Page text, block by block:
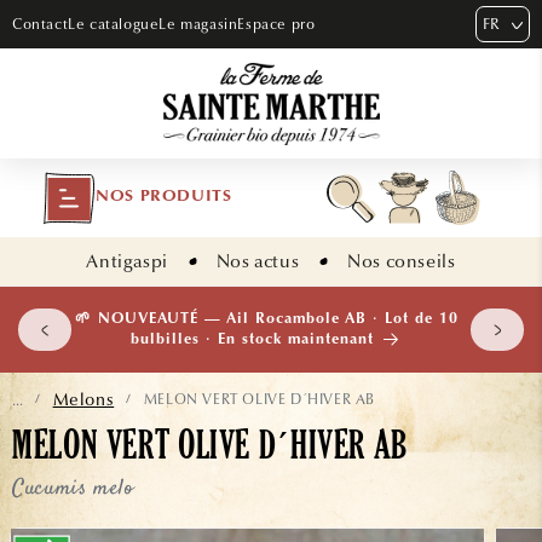
ET PASSER
ContactLe catalogueLe magasinEspace pro FR
NOS PRODUITS
Antigaspi Nos actus Nos conseils
🌱 NOUVEAUTÉ — Ail Rocambole AB · Lot de 10
bulbilles · En stock maintenant
... / Melons / MELON VERT OLIVE D´HIVER AB
MELON VERT OLIVE D´HIVER AB
Cucumis melo
AUX